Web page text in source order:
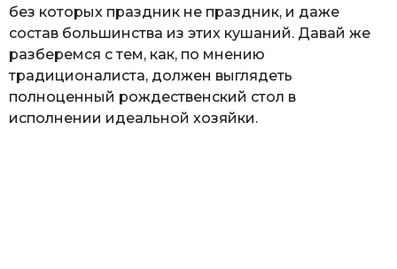
без которых праздник не праздник, и даже
состав большинства из этих кушаний. Давай же
разберемся с тем, как, по мнению
традиционалиста, должен выглядеть
полноценный рождественский стол в
исполнении идеальной хозяйки.